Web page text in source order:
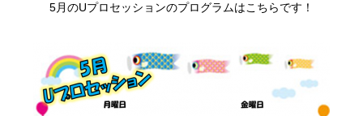
5月のUプロセッションのプログラムはこちらです！